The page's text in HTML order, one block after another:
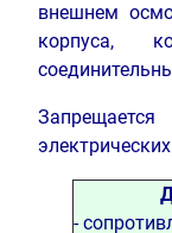
внешнем
корпуса,
-